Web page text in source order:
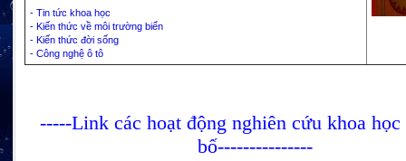
- Tin tức khoa học
- Kiến thức về môi trường biển
- Kiến thức đời sống
- Công nghệ ô tô
-----Link các hoạt động nghiên cứu khoa học
bố---------------